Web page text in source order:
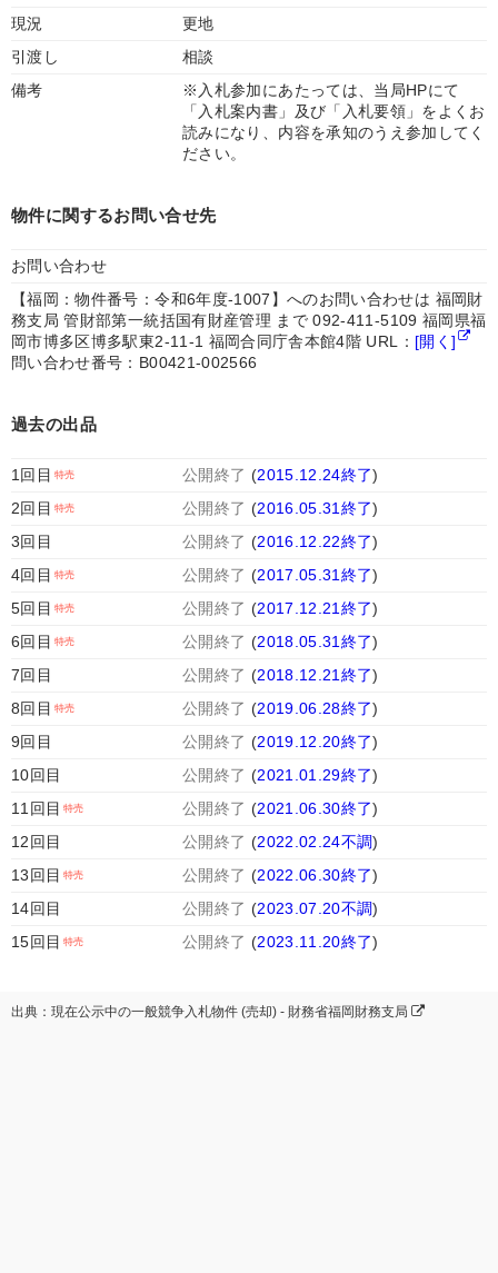
現況
更地
引渡し
相談
備考
※入札参加にあたっては、当局HPにて
「入札案内書」及び「入札要領」をよくお
読みになり、内容を承知のうえ参加してく
ださい。
物件に関するお問い合せ先
お問い合わせ
【福岡：物件番号：令和6年度‐1007】へのお問い合わせは 福岡財
務支局 管財部第一統括国有財産管理 まで 092-411-5109 福岡県福
岡市博多区博多駅東2-11-1 福岡合同庁舎本館4階 URL： [開く]
問い合わせ番号：B00421-002566
過去の出品
1回目 公開終了 (2015.12.24終了)
2回目
公開終了 (2016.05.31終了)
3回目
公開終了 (2016.12.22終了)
4回目
公開終了 (2017.05.31終了)
5回目
公開終了 (2017.12.21終了)
6回目
公開終了 (2018.05.31終了)
7回目
公開終了 (2018.12.21終了)
8回目
公開終了 (2019.06.28終了)
9回目
公開終了 (2019.12.20終了)
10回目
公開終了 (2021.01.29終了)
11回目
公開終了 (2021.06.30終了)
12回目
公開終了 (2022.02.24不調)
13回目
公開終了 (2022.06.30終了)
14回目
公開終了 (2023.07.20不調)
15回目
公開終了 (2023.11.20終了)
出典：現在公示中の一般競争入札物件 (売却) - 財務省福岡財務支局